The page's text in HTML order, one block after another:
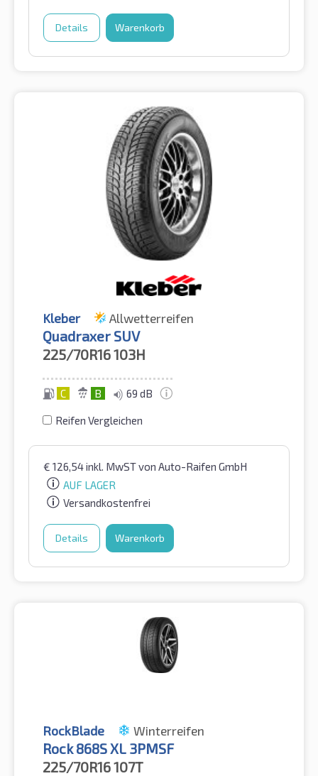
Details Warenkorb
Kleber Allwetterreifen
Quadraxer SUV
225/70R16103H
C B 69 dB
Reifen Vergleichen
€ 126,54inkl. MwSTvon Auto-Raifen GmbH
AUF LAGER
Versandkostenfrei
Details Warenkorb
RockBlade Winterreifen
Rock 868S XL 3PMSF
225/70R16107T